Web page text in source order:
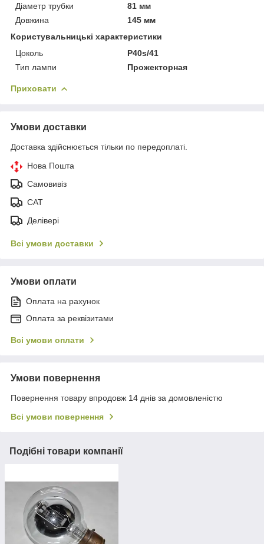
Діаметр трубки
81 мм
Довжина
145 мм
Користувальницькі характеристики
Цоколь
P40s/41
Тип лампи
Прожекторная
Приховати
Умови доставки
Доставка здійснюється тільки по передоплаті.
Нова Пошта
Самовивіз
САТ
Делівері
Всі умови доставки
Умови оплати
Оплата на рахунок
Оплата за реквізитами
Всі умови оплати
Умови повернення
Повернення товару впродовж 14 днів за домовленістю
Всі умови повернення
Подібні товари компанії